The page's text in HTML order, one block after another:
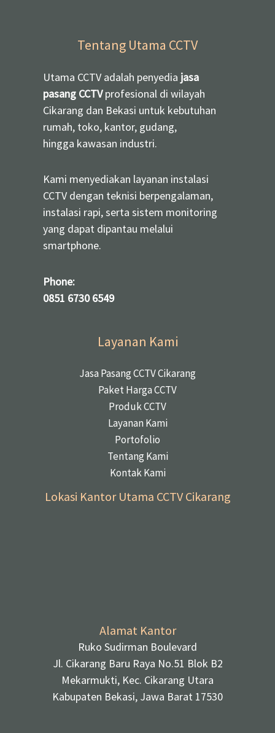
Tentang Utama CCTV
Utama CCTV adalah penyedia jasa
pasang CCTVprofesional di wilayah
Cikarang dan Bekasi untuk kebutuhan
rumah, toko, kantor, gudang,
hingga kawasan industri.
Kami menyediakan layanan instalasi
CCTV dengan teknisi berpengalaman,
instalasi rapi, serta sistem monitoring
yang dapat dipantau melalui
smartphone.
Phone:
0851 6730 6549
Layanan Kami
Jasa Pasang CCTV Cikarang
Paket Harga CCTV
Produk CCTV
Layanan Kami
Portofolio
Tentang Kami
Kontak Kami
Lokasi Kantor Utama CCTV Cikarang
Alamat Kantor
Ruko Sudirman Boulevard
Jl. Cikarang Baru Raya No.51 Blok B2
Mekarmukti, Kec. Cikarang Utara
Kabupaten Bekasi, Jawa Barat 17530